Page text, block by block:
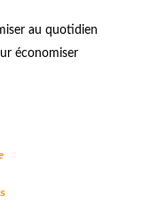
économiser